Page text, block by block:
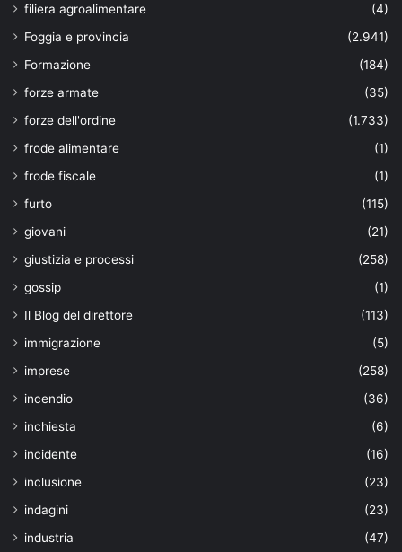
filiera agroalimentare
(4)
Foggia e provincia
(2.941)
Formazione
(184)
forze armate
(35)
forze dell'ordine
(1.733)
frode alimentare
(1)
frode fiscale
(1)
furto
(115)
giovani
(21)
giustizia e processi
(258)
gossip
(1)
Il Blog del direttore
(113)
immigrazione
(5)
imprese
(258)
incendio
(36)
inchiesta
(6)
incidente
(16)
inclusione
(23)
indagini
(23)
industria
(47)